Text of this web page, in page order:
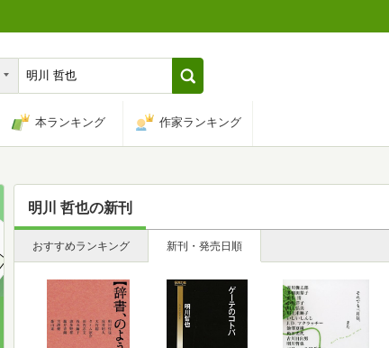
本ランキング 作家ランキング
明川 哲也の新刊
おすすめランキング 新刊・発売日順